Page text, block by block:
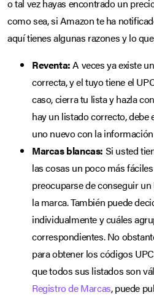
o tal vez hayas encontrado un
como sea, si Amazon te ha
aquí tienes algunas razones y lo
Reventa:A veces ya existe
correcta, y el tuyo tiene el
caso, cierra tu lista y hazla
hay un listado correcto,
uno nuevo con la
Marcas blancas: Si usted
las cosas un poco más
preocuparse de conseguir
la marca. También puede
individualmente y cuáles
correspondientes. No
para obtener los códigos
que todos sus listados son
Registro de Marcas, puede